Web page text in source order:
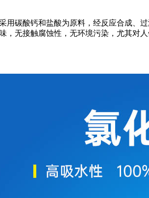
碳酸钙和盐酸为原料，经反应合成、过
，无接触腐蚀性，无环境污染，尤其对